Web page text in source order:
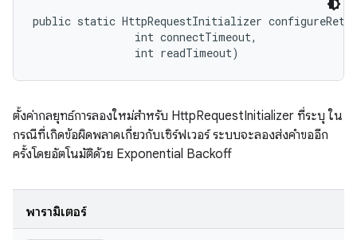
public static HttpRequestInitializer
                int connectTimeout,
                int readTimeout)
ตั้งค่ากลยุทธ์การลองใหม่สำหรับ HttpRequestInitializer ที่ระบุ ใน
กรณีที่เกิดข้อผิดพลาดเกี่ยวกับเซิร์ฟเวอร์ ระบบจะลองส่งคำขออีก
ครั้งโดยอัตโนมัติด้วย Exponential Backoff
พารามิเตอร์